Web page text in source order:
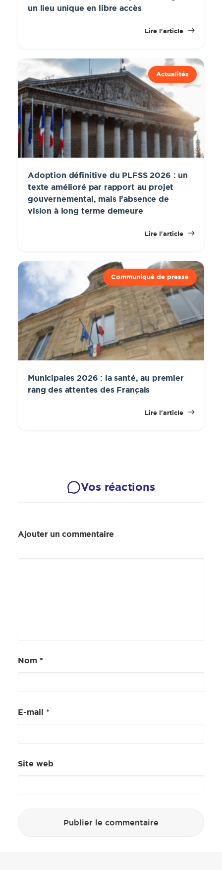
un lieu unique en libre accès
Lire l'article
Actualités
Adoption définitive du PLFSS 2026 : un
texte amélioré par rapport au projet
gouvernemental, mais l’absence de
vision à long terme demeure
Lire l'article
Communiqué de presse
Municipales 2026 : la santé, au premier
rang des attentes des Français
Lire l'article
Vos réactions
Ajouter un commentaire
Nom *
E-mail *
Site web